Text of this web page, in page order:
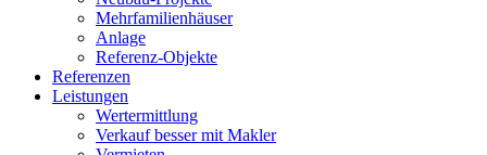
Mehrfamilienhäuser
Anlage
Referenz-Objekte
Referenzen
Leistungen
Wertermittlung
Verkauf besser mit Makler